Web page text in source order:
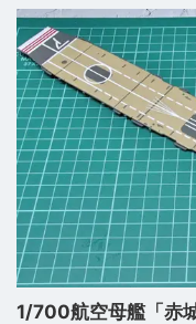
1/700航空母艦「赤